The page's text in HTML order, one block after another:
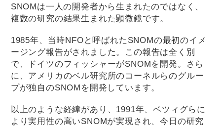
SNOMは一人の開発者から生まれたのではなく、
複数の研究の結果生まれた顕微鏡です。
1985年、当時NFOと呼ばれたSNOMの最初のイメ
ージング報告がされました。この報告は全く別
で、ドイツのフィッシャーがSNOMを開発。さら
に、アメリカのベル研究所のコーネルらのグルー
プが独自のSNOMを開発しています。
以上のような経緯があり、1991年、ベツィグらに
より実用性の高いSNOMが実現され、今日の研究